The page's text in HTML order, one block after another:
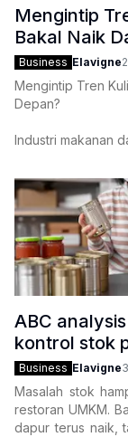
Mengintip
Bakal Naik
Business Elavigne
Mengintip Tren
Depan?
Industri makanan
2026, kita tidak
di TikTok."
ABC
kontrol stok
Business Elavigne
Masalah stok
restoran UMKM.
dapur terus naik,